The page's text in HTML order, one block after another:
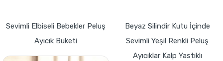
Sevimli Elbiseli Bebekler Peluş
Ayıcık Buketi
Beyaz Silindir Kutu İçinde
Sevimli Yeşil Renkli Peluş
Ayıcıklar Kalp Yastıklı